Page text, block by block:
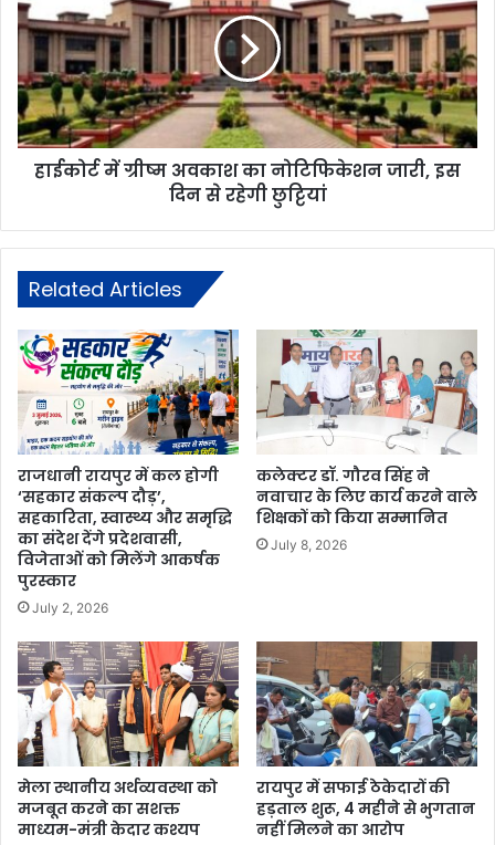
हाईकोर्ट में ग्रीष्म अवकाश का नोटिफिकेशन जारी, इस
दिन से रहेगी छुट्टियां
Related Articles
राजधानी रायपुर में कल होगी
‘सहकार संकल्प दौड़’,
सहकारिता, स्वास्थ्य और समृद्धि
का संदेश देंगे प्रदेशवासी,
विजेताओं को मिलेंगे आकर्षक
पुरस्कार
July 2, 2026
कलेक्टर डॉ. गौरव सिंह ने
नवाचार के लिए कार्य करने वाले
शिक्षकों को किया सम्मानित
July 8, 2026
मेला स्थानीय अर्थव्यवस्था को
मजबूत करने का सशक्त
माध्यम-मंत्री केदार कश्यप
रायपुर में सफाई ठेकेदारों की
हड़ताल शुरू, 4 महीने से भुगतान
नहीं मिलने का आरोप